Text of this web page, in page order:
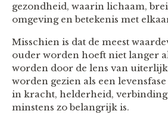
gezondheid, waarin lichaam,
omgeving en betekenis met
Misschien is dat de meest
ouder worden hoeft niet langer
worden door de lens van
worden gezien als een
in kracht, helderheid,
minstens zo belangrijk is.